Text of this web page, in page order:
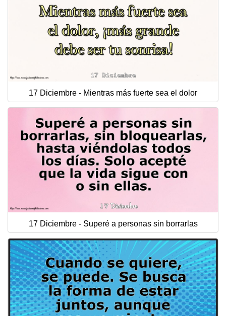
17 Diciembre - Mientras más fuerte sea el dolor
17 Diciembre - Superé a personas sin borrarlas